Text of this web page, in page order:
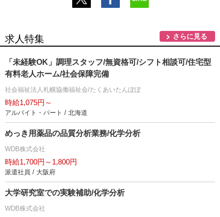
求人特集 さらに見る
「未経験OK」調理スタッフ/無資格可/シフト相談可/住宅型
有料老人ホーム/社会保障完備
社会福祉法人札幌協働福祉会/たくあいたんぽぽ
時給1,075円～
アルバイト・パート / 北海道
めっき用薬品の品質分析業務/化学分析
WDB株式会社
時給1,700円～1,800円
派遣社員 / 大阪府
大学研究室での実験補助/化学分析
WDB株式会社